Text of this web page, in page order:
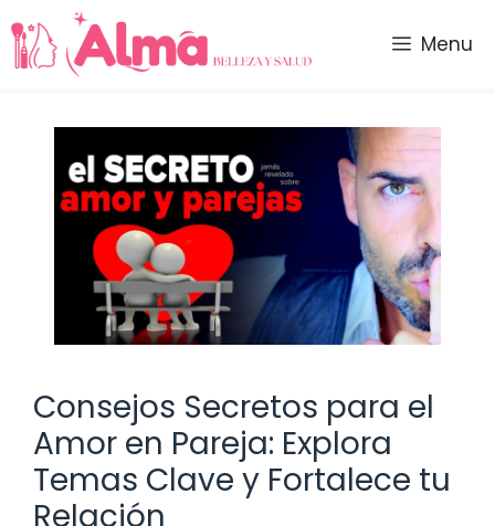
Saltar
al
contenido
Menu
Consejos Secretos para el
Amor en Pareja: Explora
Temas Clave y Fortalece tu
Relación